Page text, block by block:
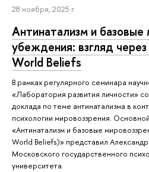
28 ноября, 2025 г.
Антинатализм и базовые
убеждения: взгляд
World Beliefs
В рамках регулярного семинара
«Лаборатория развития личности»
доклада по теме антинатализма в
психологии мировоззрения.
«Антинатализм и базовые
World Beliefs)» представил
Московского государственного
университета.